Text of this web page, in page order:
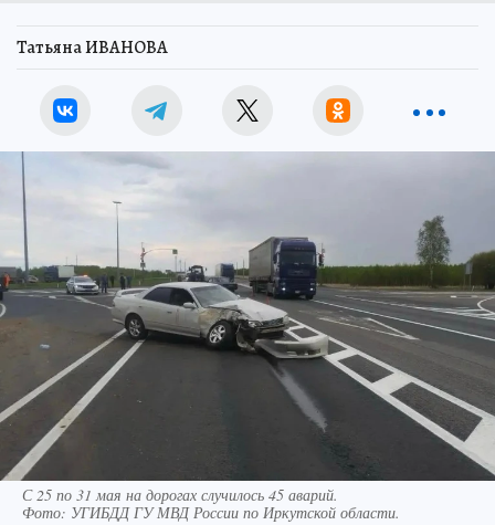
Татьяна ИВАНОВА
С 25 по 31 мая на дорогах случилось 45 аварий.
Фото: УГИБДД ГУ МВД России по Иркутской области.